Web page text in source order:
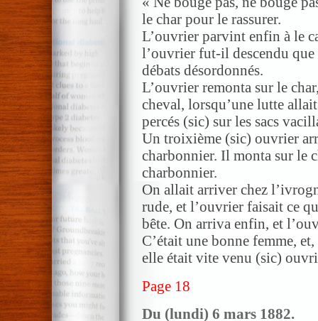
le char pour le rassurer.
L’ouvrier parvint enfin à le
l’ouvrier fut-il descendu que
débats désordonnés.
L’ouvrier remonta sur le
cheval, lorsqu’une lutte
percés (sic) sur les sacs
Un troixième (sic) ouvrier
charbonnier. Il monta sur le
charbonnier.
On allait arriver chez
rude, et l’ouvrier faisait ce
bête. On arriva enfin, et
C’était une bonne femme,
elle était vite venu (sic)
Page 18
Du (lundi) 6 mars 1882.